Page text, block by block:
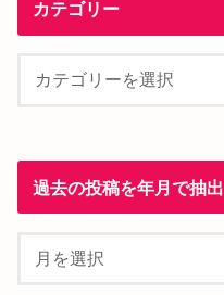
カテゴリー
過去の投稿を年月で抽出